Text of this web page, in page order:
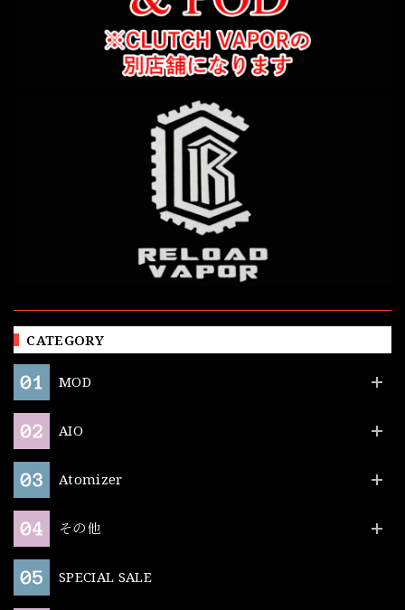
CATEGORY
MOD
AIO
Atomizer
その他
SPECIAL SALE